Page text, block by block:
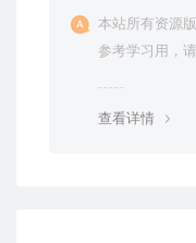
本站所有资源
参考学习用，
查看详情